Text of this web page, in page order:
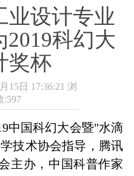
业设计专业
科幻大
奖杯
15日 17:36:21 浏
:597
中国科幻大会暨"水滴
技术协会指导，腾讯
主办，中国科普作家